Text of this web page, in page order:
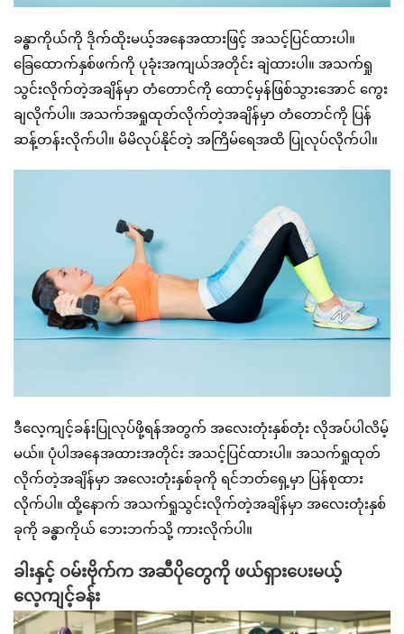
ခန္ဓာကိုယ်ကို ဒိုက်ထိုးမယ့်အနေအထားဖြင့် အသင့်ပြင်ထားပါ။
ခြေထောက်နှစ်ဖက်ကို ပုခုံးအကျယ်အတိုင်း ချဲထားပါ။ အသက်ရှု
သွင်းလိုက်တဲ့အချိန်မှာ တံတောင်ကို ထောင့်မှန်ဖြစ်သွားအောင် ကွေး
ချလိုက်ပါ။ အသက်အရှုထုတ်လိုက်တဲ့အချိန်မှာ တံတောင်ကို ပြန်
ဆန့်တန်းလိုက်ပါ။ မိမိလုပ်နိုင်တဲ့ အကြိမ်ရေအထိ ပြုလုပ်လိုက်ပါ။
ဒီလေ့ကျင့်ခန်းပြုလုပ်ဖို့ရန်အတွက် အလေးတုံးနှစ်တုံး လိုအပ်ပါလိမ့်
မယ်။ ပုံပါအနေအထားအတိုင်း အသင့်ပြင်ထားပါ။ အသက်ရှုထုတ်
လိုက်တဲ့အချိန်မှာ အလေးတုံးနှစ်ခုကို ရင်ဘတ်ရှေ့မှာ ပြန်စုထား
လိုက်ပါ။ ထို့နောက် အသက်ရှုသွင်းလိုက်တဲ့အချိန်မှာ အလေးတုံးနှစ်
ခုကို ခန္ဓာကိုယ် ဘေးဘက်သို့ ကားလိုက်ပါ။
ခါးနှင့် ဝမ်းဗိုက်က အဆီပိုတွေကို ဖယ်ရှားပေးမယ့်
လေ့ကျင့်ခန်း